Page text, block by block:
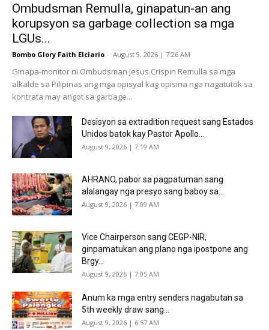
Ombudsman Remulla, ginapatun-an ang
korupsyon sa garbage collection sa mga
LGUs...
Bombo Glory Faith Elciario - August 9, 2026 | 7:26 AM
Ginapa-monitor ni Ombudsman Jesus Crispin Remulla sa mga
alkalde sa Pilipinas ang mga opisyal kag opisina nga nagatutok sa
kontrata may angot sa garbage...
Desisyon sa extradition request sang Estados
Unidos batok kay Pastor Apollo...
August 9, 2026 | 7:19 AM
AHRANO, pabor sa pagpatuman sang
alalangay nga presyo sang baboy sa...
August 9, 2026 | 7:09 AM
Vice Chairperson sang CEGP-NIR,
ginpamatukan ang plano nga ipostpone ang
Brgy...
August 9, 2026 | 7:05 AM
Anum ka mga entry senders nagabutan sa
5th weekly draw sang...
August 9, 2026 | 6:57 AM